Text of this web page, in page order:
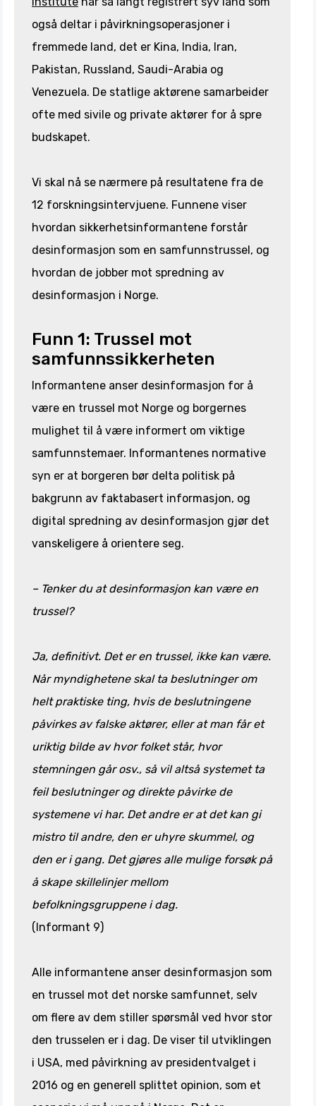
også deltar i påvirkningsoperasjoner i
fremmede land, det er Kina, India, Iran,
Pakistan, Russland, Saudi-Arabia og
Venezuela. De statlige aktørene samarbeider
ofte med sivile og private aktører for å spre
budskapet.
Vi skal nå se nærmere på resultatene fra de
12 forskningsintervjuene. Funnene viser
hvordan sikkerhetsinformantene forstår
desinformasjon som en samfunnstrussel, og
hvordan de jobber mot spredning av
desinformasjon i Norge.
Funn 1: Trussel mot
samfunnssikkerheten
Informantene anser desinformasjon for å
være en trussel mot Norge og borgernes
mulighet til å være informert om viktige
samfunnstemaer. Informantenes normative
syn er at borgeren bør delta politisk på
bakgrunn av faktabasert informasjon, og
digital spredning av desinformasjon gjør det
vanskeligere å orientere seg.
– Tenker du at desinformasjon kan være en
trussel?
Ja, definitivt. Det er en trussel, ikke kan være.
Når myndighetene skal ta beslutninger om
helt praktiske ting, hvis de beslutningene
påvirkes av falske aktører, eller at man får et
uriktig bilde av hvor folket står, hvor
stemningen går osv., så vil altså systemet ta
feil beslutninger og direkte påvirke de
systemene vi har. Det andre er at det kan gi
mistro til andre, den er uhyre skummel, og
den er i gang. Det gjøres alle mulige forsøk på
å skape skillelinjer mellom
befolkningsgruppene i dag.
(Informant 9)
Alle informantene anser desinformasjon som
en trussel mot det norske samfunnet, selv
om flere av dem stiller spørsmål ved hvor stor
den trusselen er i dag. De viser til utviklingen
i USA, med påvirkning av presidentvalget i
2016 og en generell splittet opinion, som et